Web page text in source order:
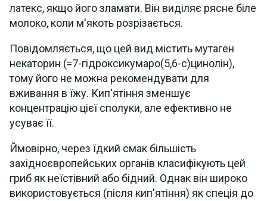
латекс, якщо його зламати. Він виділяє рясне біле
молоко, коли м'якоть розрізається.
Повідомляється, що цей вид містить мутаген
некаторин (=7-гідроксикумаро(5,6-c)цинолін),
тому його не можна рекомендувати для
вживання в їжу. Кип'ятіння зменшує
концентрацію цієї сполуки, але ефективно не
усуває її.
Ймовірно, через їдкий смак більшість
західноєвропейських органів класифікують цей
гриб як неїстівний або бідний. Однак він широко
використовується (після кип'ятіння) як спеція до